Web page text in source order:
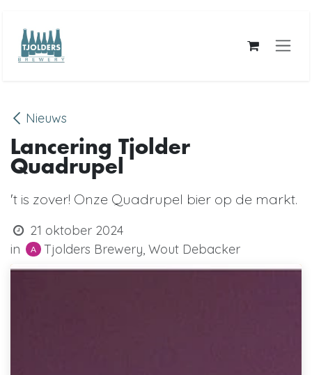
Nieuws
Lancering Tjolder
Quadrupel
't is zover! Onze Quadrupel bier op de markt.
21 oktober 2024
in
Tjolders Brewery, Wout Debacker